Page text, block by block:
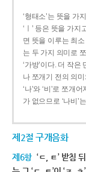
‘형태소’는 뜻을 가
‘ㅣ’ 등은 뜻을 가지
면 뜻을 이루는 최소
는 두 가지 의미로
‘가방’이다. 더 작
나 쪼개기 전의 의
‘나’와 ‘비’로 쪼개
가 없으므로 ‘나비’
제2절 구개음화
제6항 ‘ㄷ, ㅌ’ 받침